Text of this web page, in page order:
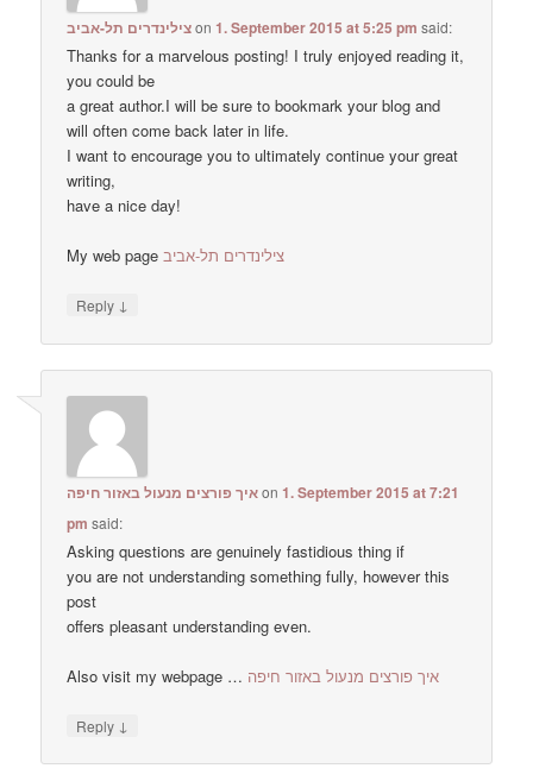
צילינדרים תל-אביבon1. September 2015 at 5:25 pm said:
Thanks for a marvelous posting! I truly enjoyed reading it,
you could be
a great author.I will be sure to bookmark your blog and
will often come back later in life.
I want to encourage you to ultimately continue your great
writing,
have a nice day!
My web pageצילינדרים תל-אביב
Reply ↓
איך פורצים מנעול באזור חיפהon1. September 2015 at 7:21
pm said:
Asking questions are genuinely fastidious thing if
you are not understanding something fully, however this
post
offers pleasant understanding even.
Also visit my webpage … איך פורצים מנעול באזור חיפה
Reply ↓